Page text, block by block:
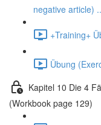
negative article)
+Training+
Übung
Kapitel 10 Die 4
(Workbook page 129)